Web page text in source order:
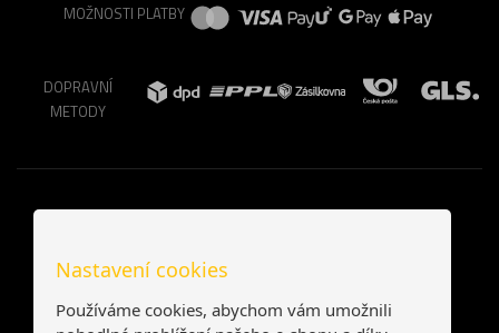
MOŽNOSTI PLATBY
DOPRAVNÍ
METODY
Nastavení cookies
Používáme cookies, abychom vám umožnili